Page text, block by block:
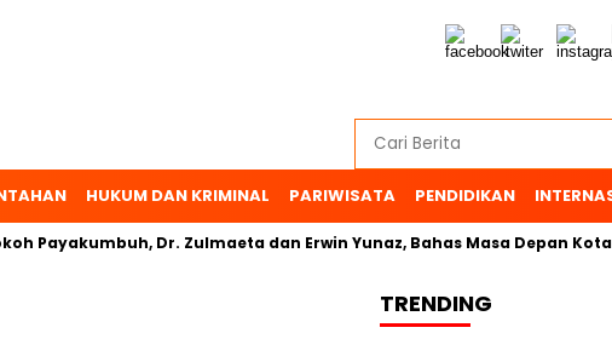
HUKUM DAN KRIMINAL PARIWISATA PENDIDIKAN
Dr. Zulmaeta dan Erwin Yunaz, Bahas Masa Depan Kota
TRENDING